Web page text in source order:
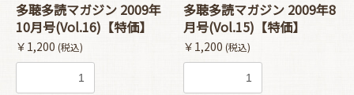
多聴多読マガジン 2009年
10月号(Vol.16)【特価】
￥1,200 (税込)
多聴多読マガジン 2009年8
月号(Vol.15)【特価】
￥1,200 (税込)